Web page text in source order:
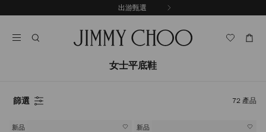
至
出游甄選
女士平底鞋
篩選 72 產品
新品 新品